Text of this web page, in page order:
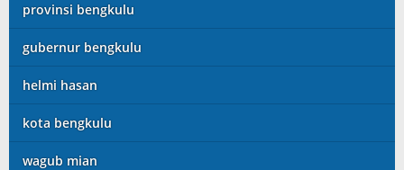
provinsi bengkulu
gubernur bengkulu
helmi hasan
kota bengkulu
wagub mian